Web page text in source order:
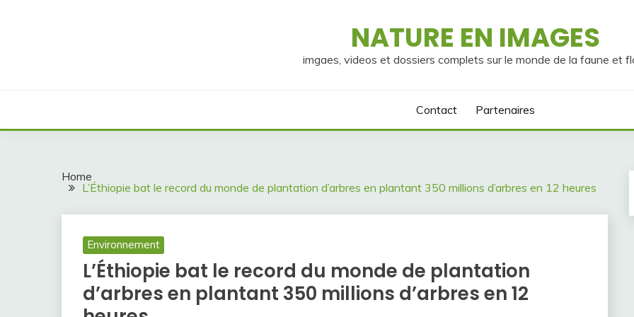
NATURE EN IMAGES
imgaes, videos et dossiers complets sur le monde de la faune et
Contact Partenaires
Home
L’Éthiopie bat le record du monde de plantation d’arbres en plantant 350 millions d’arbres en 12 heures
Environnement
L’Éthiopie bat le record du monde de plantation
d’arbres en plantant 350 millions d’arbres en 12